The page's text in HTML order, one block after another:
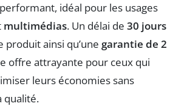
performant, idéal pour les usages
multimédias. Un délai de 30 jours
ainsi qu’une garantie de 2
offre attrayante pour ceux qui
leurs économies sans
qualité.